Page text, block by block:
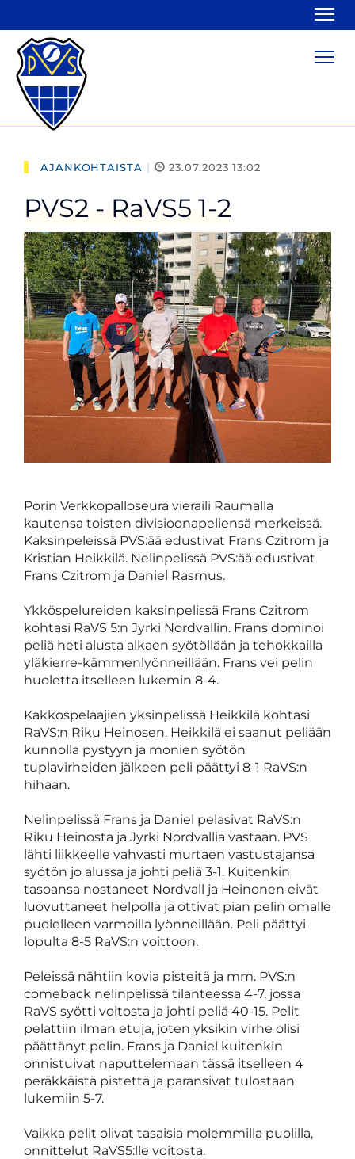
AJANKOHTAISTA | 23.07.2023 13:02
PVS2 - RaVS5 1-2
Porin Verkkopalloseura vieraili Raumalla
kautensa toisten divisioonapeliensä merkeissä.
Kaksinpeleissä PVS:ää edustivat Frans Czitrom ja
Kristian Heikkilä. Nelinpelissä PVS:ää edustivat
Frans Czitrom ja Daniel Rasmus.
Ykköspelureiden kaksinpelissä Frans Czitrom
kohtasi RaVS 5:n Jyrki Nordvallin. Frans dominoi
peliä heti alusta alkaen syötöllään ja tehokkailla
yläkierre-kämmenlyönneillään. Frans vei pelin
huoletta itselleen lukemin 8-4.
Kakkospelaajien yksinpelissä Heikkilä kohtasi
RaVS:n Riku Heinosen. Heikkilä ei saanut peliään
kunnolla pystyyn ja monien syötön
tuplavirheiden jälkeen peli päättyi 8-1 RaVS:n
hihaan.
Nelinpelissä Frans ja Daniel pelasivat RaVS:n
Riku Heinosta ja Jyrki Nordvallia vastaan. PVS
lähti liikkeelle vahvasti murtaen vastustajansa
syötön jo alussa ja johti peliä 3-1. Kuitenkin
tasoansa nostaneet Nordvall ja Heinonen eivät
luovuttaneet helpolla ja ottivat pian pelin omalle
puolelleen varmoilla lyönneillään. Peli päättyi
lopulta 8-5 RaVS:n voittoon.
Peleissä nähtiin kovia pisteitä ja mm. PVS:n
comeback nelinpelissä tilanteessa 4-7, jossa
RaVS syötti voitosta ja johti peliä 40-15. Pelit
pelattiin ilman etuja, joten yksikin virhe olisi
päättänyt pelin. Frans ja Daniel kuitenkin
onnistuivat naputtelemaan tässä itselleen 4
peräkkäistä pistettä ja paransivat tulostaan
lukemiin 5-7.
Vaikka pelit olivat tasaisia molemmilla puolilla,
onnittelut RaVS5:lle voitosta.